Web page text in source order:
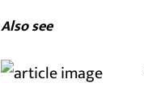
Also see